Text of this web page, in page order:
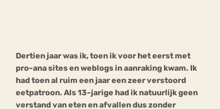
Dertien jaar was ik, toen ik voor het eerst met
pro-ana sites en weblogs in aanraking kwam. Ik
had toen al ruim een jaar een zeer verstoord
eetpatroon. Als 13-jarige had ik natuurlijk geen
verstand van eten en afvallen dus zonder
Forum
mia
Nerv
osa
Eetstoornis Anorexia Nervosa
Eetbuien Piekeren Sport
Trauma